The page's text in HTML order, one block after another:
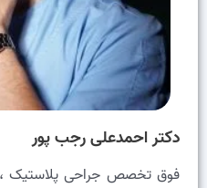
دکتر احمدعلی رجب پور
فوق تخصص جراحی پلاستیک ،